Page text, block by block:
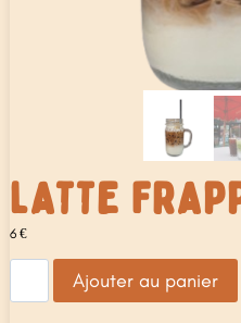
LATTE
6 €
Latte
Ajouter au panier